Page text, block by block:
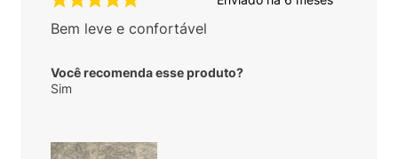
Bem leve e confortável
Você recomenda esse produto?
Sim